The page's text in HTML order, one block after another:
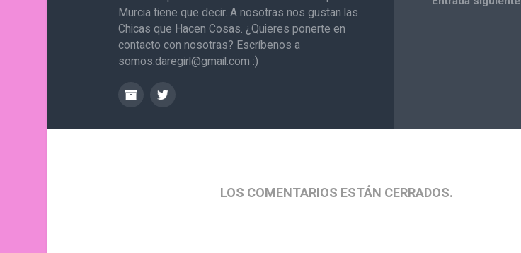
Murcia tiene que decir. A nosotras nos gustan las
Chicas que Hacen Cosas. ¿Quieres ponerte en
contacto con nosotras? Escríbenos a
somos.daregirl@gmail.com :)
LOS COMENTARIOS ESTÁN CERRADOS.